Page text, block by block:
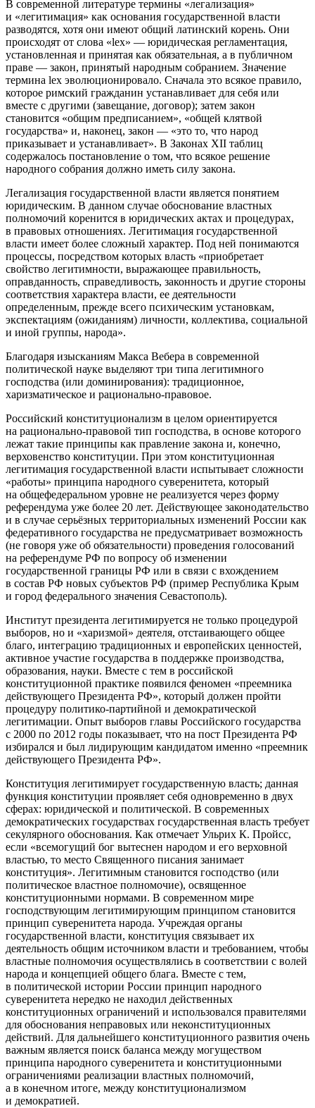
В современной литературе термины «легализация»
и «легитимация» как основания государственной власти
разводятся, хотя они имеют общий латинский корень. Они
происходят от слова «lex» — юридическая регламентация,
установленная и принятая как обязательная, а в публичном
праве — закон, принятый народным собранием. Значение
термина lex эволюционировало. Сначала это всякое правило,
которое римский гражданин устанавливает для себя или
вместе с другими (завещание, договор); затем закон
становится «общим предписанием», «общей клятвой
государства» и, наконец, закон — «это то, что народ
приказывает и устанавливает». В Законах XII таблиц
содержалось постановление о том, что всякое решение
народного собрания должно иметь силу закона.
Легализация государственной власти является понятием
юридическим. В данном случае обоснование властных
полномочий коренится в юридических актах и процедурах,
в правовых отношениях. Легитимация государственной
власти имеет более сложный характер. Под ней понимаются
процессы, посредством которых власть «приобретает
свойство легитимности, выражающее правильность,
оправданность, справедливость, законность и другие стороны
соответствия характера власти, ее деятельности
определенным, прежде всего психическим установкам,
экспектациям (ожиданиям) личности, коллектива, социальной
и иной группы, народа».
Благодаря изысканиям Макса Вебера в современной
политической науке выделяют три типа легитимного
господства (или доминирования): традиционное,
харизматическое и рационально-правовое.
Российский конституционализм в целом ориентируется
на рационально-правовой тип господства, в основе которого
лежат такие принципы как правление закона и, конечно,
верховенство конституции. При этом конституционная
легитимация государственной власти испытывает сложности
«работы» принципа народного суверенитета, который
на общефедеральном уровне не реализуется через форму
референдума уже более 20 лет. Действующее законодательство
и в случае серьёзных территориальных изменений России как
федеративного государства не предусматривает возможность
(не говоря уже об обязательности) проведения голосований
на референдуме РФ по вопросу об изменении
государственной границы РФ или в связи с вхождением
в состав РФ новых субъектов РФ (пример Республика Крым
и город федерального значения Севастополь).
Институт президента легитимируется не только процедурой
выборов, но и «харизмой» деятеля, отстаивающего общее
благо, интеграцию традиционных и европейских ценностей,
активное участие государства в поддержке производства,
образования, науки. Вместе с тем в российской
конституционной практике появился феномен «преемника
действующего Президента РФ», который должен пройти
процедуру политико-партийной и демократической
легитимации. Опыт выборов главы Российского государства
с 2000 по 2012 годы показывает, что на пост Президента РФ
избирался и был лидирующим кандидатом именно «преемник
действующего Президента РФ».
Конституция легитимирует государственную власть; данная
функция конституции проявляет себя одновременно в двух
сферах: юридической и политической. В современных
демократических государствах государственная власть требует
секулярного обоснования. Как отмечает Ульрих К. Пройсс,
если «всемогущий бог вытеснен народом и его верховной
властью, то место Священного писания занимает
конституция». Легитимным становится господство (или
политическое властное полномочие), освященное
конституционными нормами. В современном мире
господствующим легитимирующим принципом становится
принцип суверенитета народа. Учреждая органы
государственной власти, конституция связывает их
деятельность общим источником власти и требованием, чтобы
властные полномочия осуществлялись в соответствии с волей
народа и концепцией общего блага. Вместе с тем,
в политической истории России принцип народного
суверенитета нередко не находил действенных
конституционных ограничений и использовался правителями
для обоснования неправовых или неконституционных
действий. Для дальнейшего конституционного развития очень
важным является поиск баланса между могуществом
принципа народного суверенитета и конституционными
ограничениями реализации властных полномочий,
а в конечном итоге, между конституционализмом
и демократией.